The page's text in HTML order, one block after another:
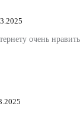
очень